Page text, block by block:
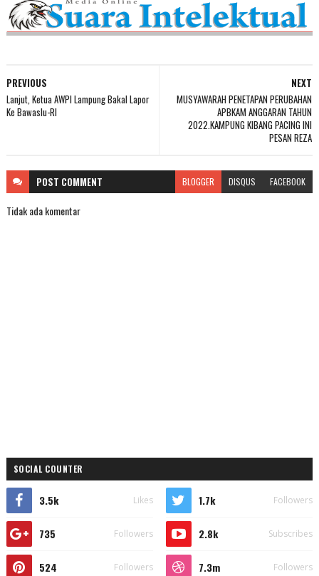
NEXT
MUSYAWARAH PENETAPAN PERUBAHAN
APBKAM ANGGARAN TAHUN
2022.KAMPUNG KIBANG PACING INI
PESAN REZA
PREVIOUS
Lanjut, Ketua AWPI Lampung Bakal Lapor
Ke Bawaslu-RI
POST COMMENT BLOGGER DISQUS FACEBOOK
Tidak ada komentar
SOCIAL COUNTER
3.5k Likes 1.7k Followers
735 Followers 2.8k Subscribes
524 Followers 7.3m Followers